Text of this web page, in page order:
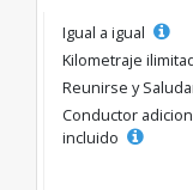
Igual a igual
Kilometraje
Reunirse y
Conductor
incluido